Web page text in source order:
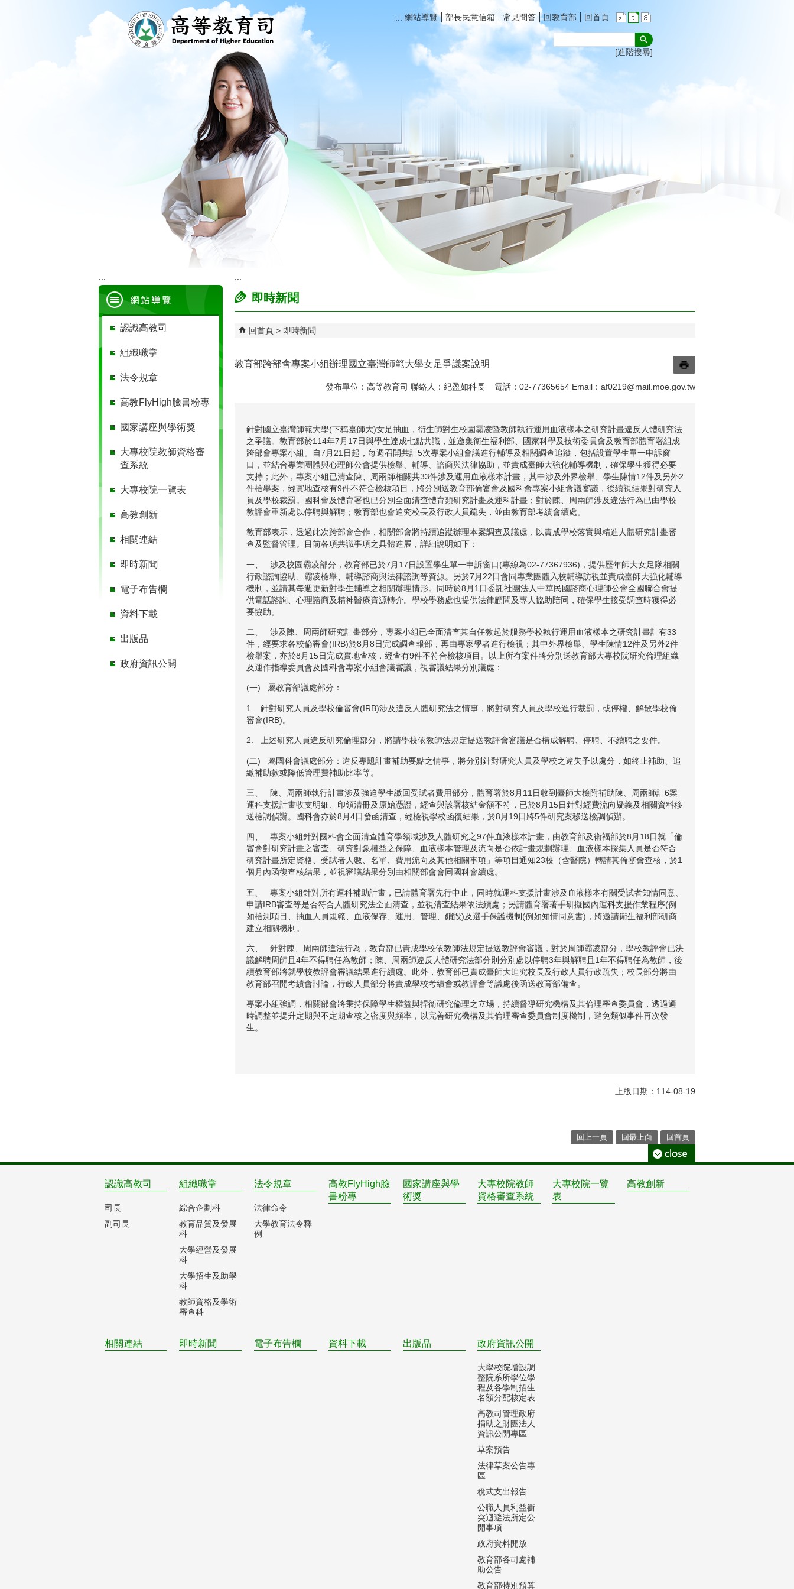
::: 網站導覽 部長民意信箱 常見問答 回教育部 回首頁
進階搜尋
:::
認識高教司
組織職掌
法令規章
高教FlyHigh臉書粉專
國家講座與學術獎
大專校院教師資格審
查系統
大專校院一覽表
高教創新
相關連結
即時新聞
電子布告欄
資料下載
出版品
政府資訊公開
:::
即時新聞
回首頁 即時新聞
教育部跨部會專案小組辦理國立臺灣師範大學女足爭議案說明
發布單位：高等教育司 聯絡人：紀盈如科長 電話：02-77365654 Email： af0219@mail.moe.gov.tw
針對國立臺灣師範大學(下稱臺師大)女足抽血，衍生師對生校園霸凌暨教師執行運用血液樣本之研究計畫違反人體研究法
之爭議。教育部於114年7月17日與學生達成七點共識，並邀集衛生福利部、國家科學及技術委員會及教育部體育署組成
跨部會專案小組。自7月21日起，每週召開共計5次專案小組會議進行輔導及相關調查追蹤，包括設置學生單一申訴窗
口，並結合專業團體與心理師公會提供檢舉、輔導、諮商與法律協助，並責成臺師大強化輔導機制，確保學生獲得必要
支持；此外，專案小組已清查陳、周兩師相關共33件涉及運用血液樣本計畫，其中涉及外界檢舉、學生陳情12件及另外2
件檢舉案，經實地查核有9件不符合檢核項目，將分別送教育部倫審會及國科會專案小組會議審議，後續視結果對研究人
員及學校裁罰。國科會及體育署也已分別全面清查體育類研究計畫及運科計畫；對於陳、周兩師涉及違法行為已由學校
教評會重新處以停聘與解聘；教育部也會追究校長及行政人員疏失，並由教育部考績會續處。
教育部表示，透過此次跨部會合作，相關部會將持續追蹤辦理本案調查及議處，以責成學校落實與精進人體研究計畫審
查及監督管理。目前各項共識事項之具體進展，詳細說明如下：
一、
涉及校園霸凌部分，教育部已於7月17日設置學生單一申訴窗口(專線為02-77367936)，提供歷年師大女足隊相關
行政諮詢協助、霸凌檢舉、輔導諮商與法律諮詢等資源。另於7月22日會同專業團體入校輔導訪視並責成臺師大強化輔導
機制，並請其每週更新對學生輔導之相關辦理情形。同時於8月1日委託社團法人中華民國諮商心理師公會全國聯合會提
供電話諮詢、心理諮商及精神醫療資源轉介。學校學務處也提供法律顧問及專人協助陪同，確保學生接受調查時獲得必
要協助。
二、
涉及陳、周兩師研究計畫部分，專案小組已全面清查其自任教起於服務學校執行運用血液樣本之研究計畫計有33
件，經要求各校倫審會(IRB)於8月8日完成調查報部，再由專家學者進行檢視；其中外界檢舉、學生陳情12件及另外2件
檢舉案，亦於8月15日完成實地查核，經查有9件不符合檢核項目。以上所有案件將分別送教育部大專校院研究倫理組織
及運作指導委員會及國科會專案小組會議審議，視審議結果分別議處：
(一) 屬教育部議處部分：
1.
針對研究人員及學校倫審會(IRB)涉及違反人體研究法之情事，將對研究人員及學校進行裁罰，或停權、解散學校倫
審會(IRB)。
2. 上述研究人員違反研究倫理部分，將請學校依教師法規定提送教評會審議是否構成解聘、停聘、不續聘之要件。
(二)
屬國科會議處部分：違反專題計畫補助要點之情事，將分別針對研究人員及學校之違失予以處分，如終止補助、追
繳補助款或降低管理費補助比率等。
三、
陳、周兩師執行計畫涉及強迫學生繳回受試者費用部分，體育署於8月11日收到臺師大檢附補助陳、周兩師計6案
運科支援計畫收支明細、印領清冊及原始憑證，經查與該署核結金額不符，已於8月15日針對經費流向疑義及相關資料移
送檢調偵辦。國科會亦於8月4日發函清查，經檢視學校函復結果，於8月19日將5件研究案移送檢調偵辦。
四、
專案小組針對國科會全面清查體育學領域涉及人體研究之97件血液樣本計畫，由教育部及衛福部於8月18日就「倫
審會對研究計畫之審查、研究對象權益之保障、血液樣本管理及流向是否依計畫規劃辦理、血液樣本採集人員是否符合
研究計畫所定資格、受試者人數、名單、費用流向及其他相關事項」等項目通知23校（含醫院）轉請其倫審會查核，於1
個月內函復查核結果，並視審議結果分別由相關部會會同國科會續處。
五、
專案小組針對所有運科補助計畫，已請體育署先行中止，同時就運科支援計畫涉及血液樣本有關受試者知情同意、
申請IRB審查等是否符合人體研究法全面清查，並視清查結果依法續處；另請體育署著手研擬國內運科支援作業程序(例
如檢測項目、抽血人員規範、血液保存、運用、管理、銷毀)及選手保護機制(例如知情同意書)，將邀請衛生福利部研商
建立相關機制。
六、
針對陳、周兩師違法行為，教育部已責成學校依教師法規定提送教評會審議，對於周師霸凌部分，學校教評會已決
議解聘周師且4年不得聘任為教師；陳、周兩師違反人體研究法部分則分別處以停聘3年與解聘且1年不得聘任為教師，後
續教育部將就學校教評會審議結果進行續處。此外，教育部已責成臺師大追究校長及行政人員行政疏失；校長部分將由
教育部召開考績會討論，行政人員部分將責成學校考績會或教評會等議處後函送教育部備查。
專案小組強調，相關部會將秉持保障學生權益與捍衛研究倫理之立場，持續督導研究機構及其倫理審查委員會，透過適
時調整並提升定期與不定期查核之密度與頻率，以完善研究機構及其倫理審查委員會制度機制，避免類似事件再次發
生。
上版日期：114-08-19
回上一頁 回最上面 回首頁
認識高教司
司長
副司長
組織職掌
綜合企劃科
教育品質及發展
科
大學經營及發展
科
大學招生及助學
科
教師資格及學術
審查科
法令規章
法律命令
大學教育法令釋
例
高教FlyHigh臉
書粉專
國家講座與學
術獎
大專校院教師
資格審查系統
大專校院一覽
表
高教創新
相關連結 即時新聞 電子布告欄 資料下載 出版品 政府資訊公開
大學校院增設調
整院系所學位學
程及各學制招生
名額分配核定表
高教司管理政府
捐助之財團法人
資訊公開專區
草案預告
法律草案公告專
區
稅式支出報告
公職人員利益衝
突迴避法所定公
開事項
政府資料開放
教育部各司處補
助公告
教育部特別預算